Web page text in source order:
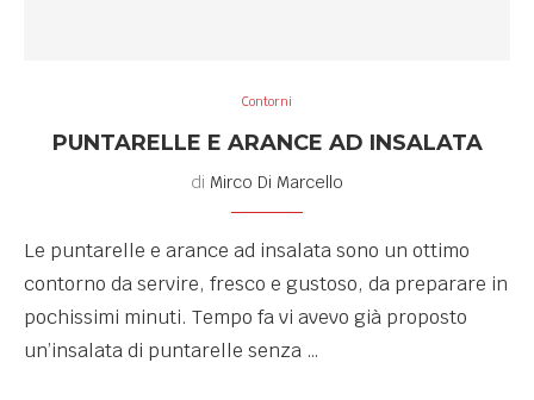
Contorni
PUNTARELLE E ARANCE AD INSALATA
di Mirco Di Marcello
Le puntarelle e arance ad insalata sono un ottimo
contorno da servire, fresco e gustoso, da preparare in
pochissimi minuti. Tempo fa vi avevo già proposto
un’insalata di puntarelle senza …